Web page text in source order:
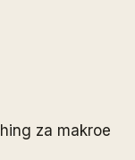
za makroe